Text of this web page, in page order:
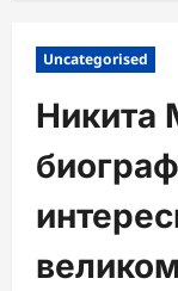
Uncategorised
Никита